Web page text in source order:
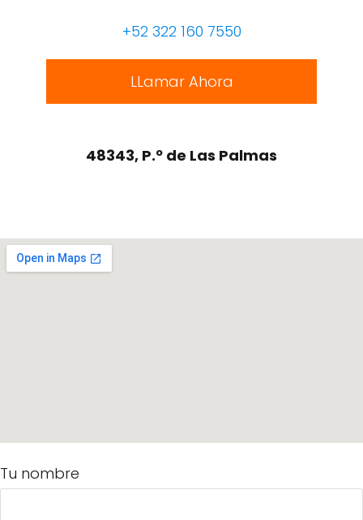
+52 322 160 7550
LLamar Ahora
48343, P.º de Las Palmas
Tu nombre